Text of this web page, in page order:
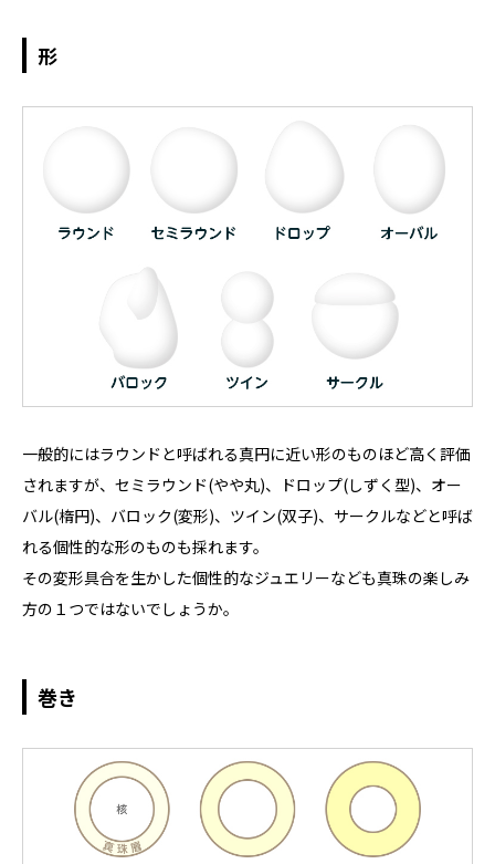
形
一般的にはラウンドと呼ばれる真円に近い形のものほど高く評価
されますが、セミラウンド(やや丸)、ドロップ(しずく型)、オー
バル(楕円)、バロック(変形)、ツイン(双子)、サークルなどと呼ば
れる個性的な形のものも採れます。
その変形具合を生かした個性的なジュエリーなども真珠の楽しみ
方の１つではないでしょうか。
巻き